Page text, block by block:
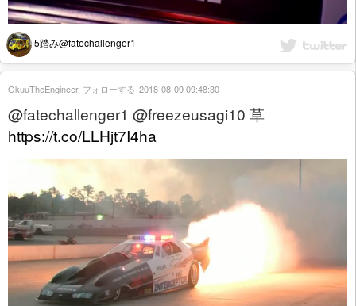
5踏み@fatechallenger1
@fatechallenger1 @freezeusagi10 草
https://t.co/LLHjt7I4ha
OkuuTheEngineer フォローする 2018-08-09 09:48:30